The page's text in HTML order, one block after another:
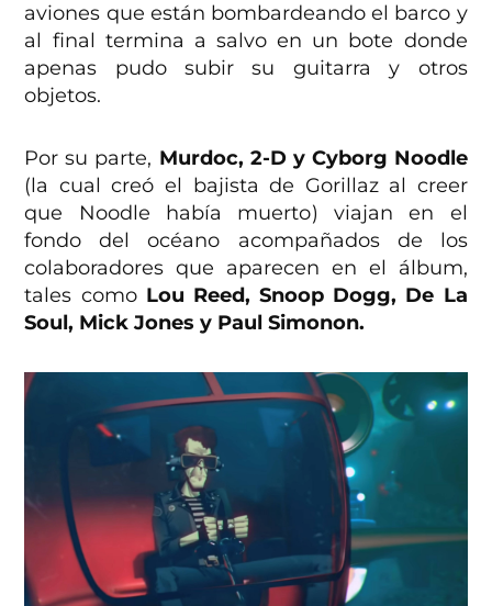
aviones que están bombardeando el barco y
al final termina a salvo en un bote donde
apenas pudo subir su guitarra y otros
objetos.
Por su parte, Murdoc, 2-D y Cyborg Noodle
(la cual creó el bajista de Gorillaz al creer
que Noodle había muerto) viajan en el
fondo del océano acompañados de los
colaboradores que aparecen en el álbum,
tales como Lou Reed, Snoop Dogg, De La
Soul, Mick Jones y Paul Simonon.